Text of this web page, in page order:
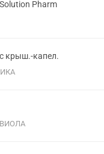
Pharm
крыш.-капел.